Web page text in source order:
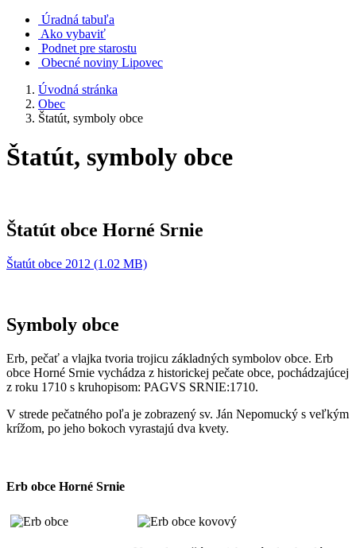
Úradná tabuľa
Ako vybaviť
Podnet pre starostu
Obecné noviny Lipovec
Úvodná stránka
Obec
Štatút, symboly obce
Štatút, symboly obce
Štatút obce Horné Srnie
Štatút obce 2012 (1.02 MB)
Symboly obce
Erb, pečať a vlajka tvoria trojicu základných symbolov obce. Erb
obce Horné Srnie vychádza z historickej pečate obce, pochádzajúcej
z roku 1710 s kruhopisom: PAGVS SRNIE:1710.
V strede pečatného poľa je zobrazený sv. Ján Nepomucký s veľkým
krížom, po jeho bokoch vyrastajú dva kvety.
Erb obce Horné Srnie